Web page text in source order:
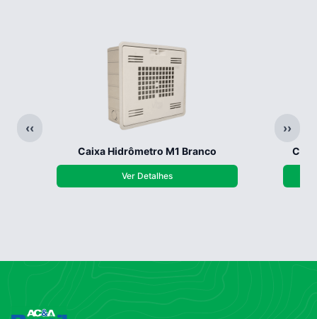
‹‹ ››
Caixa Hidrômetro M1 Branco
Ver Detalhes